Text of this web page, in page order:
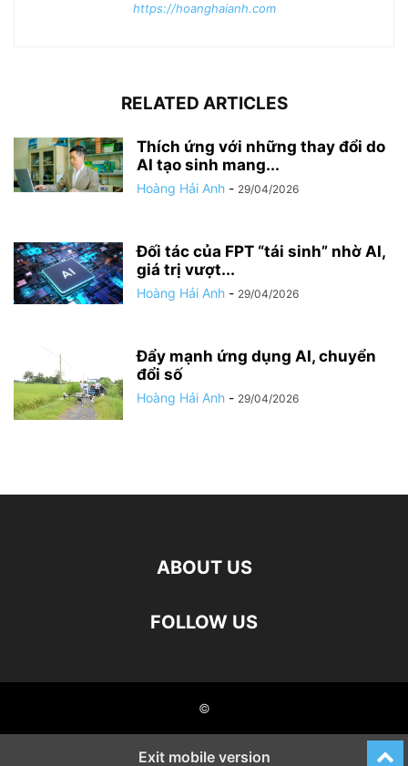
https://hoanghaianh.com
RELATED ARTICLES
Thích ứng với những thay đổi do
AI tạo sinh mang...
Hoàng Hải Anh - 29/04/2026
Đối tác của FPT “tái sinh” nhờ AI,
giá trị vượt...
Hoàng Hải Anh - 29/04/2026
Đẩy mạnh ứng dụng AI, chuyển
đổi số
Hoàng Hải Anh - 29/04/2026
ABOUT US
FOLLOW US
©
Exit mobile version